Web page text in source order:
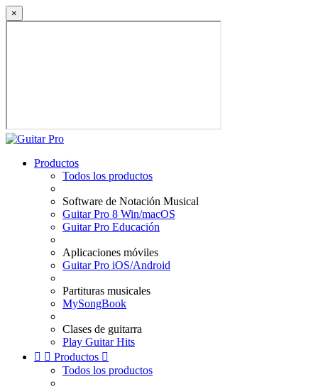
×
Productos
Todos los productos
Software de Notación Musical
Guitar Pro 8 Win/macOS
Guitar Pro Educación
Aplicaciones móviles
Guitar Pro iOS/Android
Partituras musicales
MySongBook
Clases de guitarra
Play Guitar Hits
  Productos 
Todos los productos